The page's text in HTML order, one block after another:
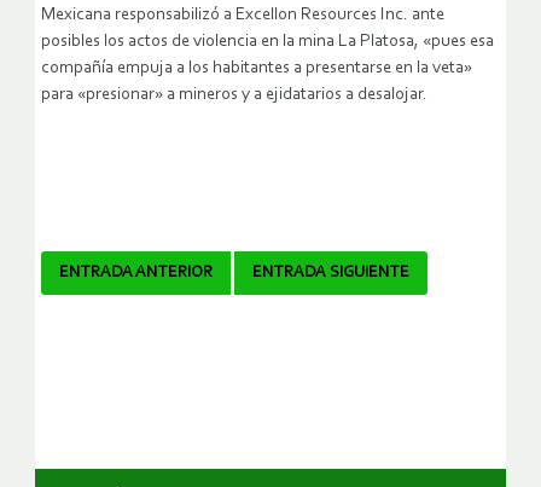
Mexicana responsabilizó a Excellon Resources Inc. ante
posibles los actos de violencia en la mina La Platosa, «pues esa
compañía empuja a los habitantes a presentarse en la veta»
para «presionar» a mineros y a ejidatarios a desalojar.
Navegador
ENTRADA ANTERIOR ENTRADA SIGUIENTE